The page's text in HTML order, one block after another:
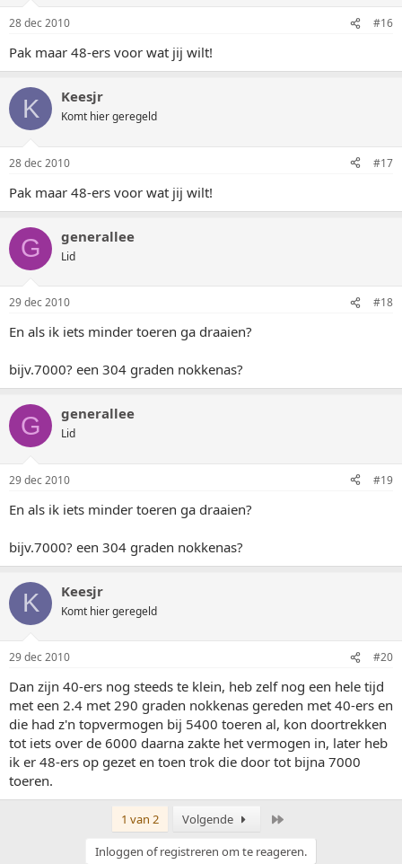
28 dec 2010 #16
Pak maar 48-ers voor wat jij wilt!
K Keesjr
Komt hier geregeld
28 dec 2010 #17
Pak maar 48-ers voor wat jij wilt!
G generallee
Lid
29 dec 2010 #18
En als ik iets minder toeren ga draaien?
bijv.7000? een 304 graden nokkenas?
G generallee
Lid
29 dec 2010 #19
En als ik iets minder toeren ga draaien?
bijv.7000? een 304 graden nokkenas?
K Keesjr
Komt hier geregeld
29 dec 2010 #20
Dan zijn 40-ers nog steeds te klein, heb zelf nog een hele tijd
met een 2.4 met 290 graden nokkenas gereden met 40-ers en
die had z'n topvermogen bij 5400 toeren al, kon doortrekken
tot iets over de 6000 daarna zakte het vermogen in, later heb
ik er 48-ers op gezet en toen trok die door tot bijna 7000
toeren.
1 van 2 Volgende
Inloggen of registreren om te reageren.